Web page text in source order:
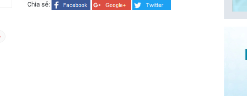
Chia sẻ: